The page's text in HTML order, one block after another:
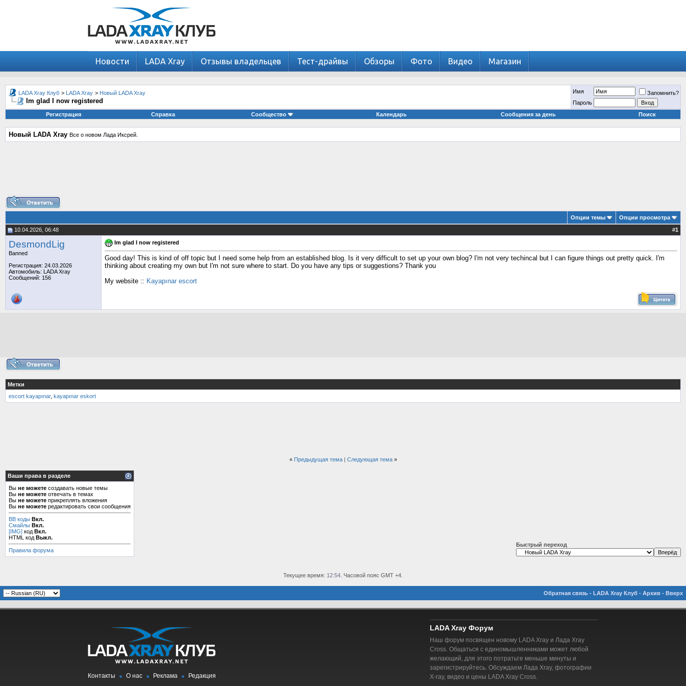
Новости LADA Xray Отзывы владельцев Тест-драйвы Обзоры Фото Видео Магазин
LADA Xray Клуб > LADA Xray > Новый LADA Xray
Im glad I now registered
Имя
Запомнить?
Пароль
Регистрация
Справка Сообщество Календарь Сообщения за день Поиск
Новый LADA Xray Все о новом Лада Иксрей.
Опции темы
Опции просмотра
10.04.2026, 06:48
#1
DesmondLig
Banned
Регистрация: 24.03.2026
Автомобиль: LADA Xray
Сообщений: 156
Im glad I now registered
Good day! This is kind of off topic but I need some help from an established blog. Is it very difficult to set up your own blog? I'm not very techincal but I can figure things out pretty quick. I'm
thinking about creating my own but I'm not sure where to start. Do you have any tips or suggestions? Thank you
My website :: Kayapınar escort
Метки
escort kayapınar, kayapınar eskort
« Предыдущая тема| Следующая тема »
Ваши права в разделе
Вы не можете создавать новые темы
Вы не можете отвечать в темах
Вы не можете прикреплять вложения
Вы не можете редактировать свои сообщения
BB коды Вкл.
Смайлы Вкл.
[IMG] код Вкл.
HTML код Выкл.
Правила форума
Быстрый переход
Текущее время: 12:54 . Часовой пояс GMT +4.
Обратная связь - LADA Xray Клуб - Архив - Вверх
Контакты О нас Реклама Редакция
LADA Xray Форум
Наш форум посвящен новому LADA Xray и Лада Xray
Cross. Общаться с единомышленниками может любой
желающий, для этого потратьте меньше минуты и
зарегистрируйтесь. Обсуждаем Лада Xray, фотографии
X-ray, видео и цены LADA Xray Cross.